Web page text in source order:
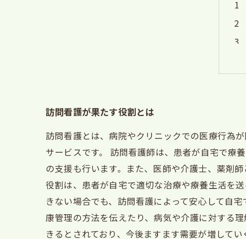
訪問看護が果たす役割とは
訪問看護とは、病院やクリニックでの医療行為
サービスです。 訪問看護師は、患者が自宅で療
の支援も行います。また、医師や介護士、薬剤
役割は、患者が自宅で適切な治療や療養生活を
きない場合でも、訪問看護によって安心して自
康管理の方法を伝えたり、病気や介護に対する
きるとされており、今後ますます需要が増してい